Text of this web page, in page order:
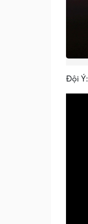
Đội Ý: